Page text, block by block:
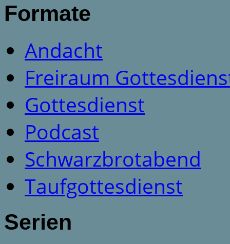
Formate
Andacht
Freiraum
Gottesdienst
Podcast
Schwarzbrotabend
Taufgottesdienst
Serien